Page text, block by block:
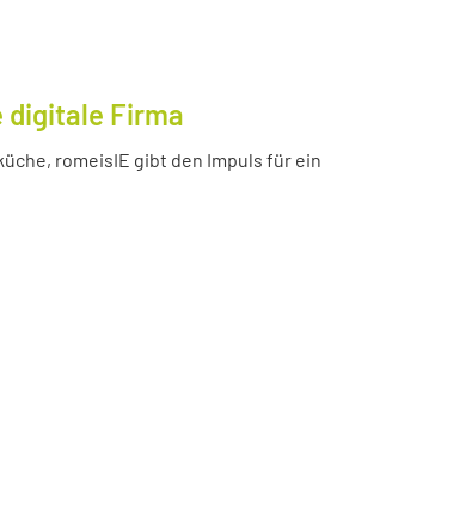
digitale Firma
romeisIE gibt den Impuls für ein